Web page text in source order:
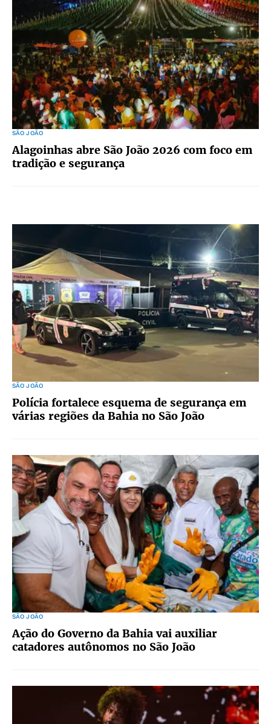
SÃO JOÃO
Alagoinhas abre São João 2026 com foco em
tradição e segurança
SÃO JOÃO
Polícia fortalece esquema de segurança em
várias regiões da Bahia no São João
SÃO JOÃO
Ação do Governo da Bahia vai auxiliar
catadores autônomos no São João